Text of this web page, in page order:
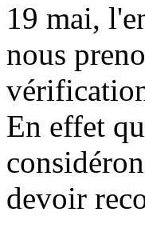
19 mai,
nous
En effet
devoir